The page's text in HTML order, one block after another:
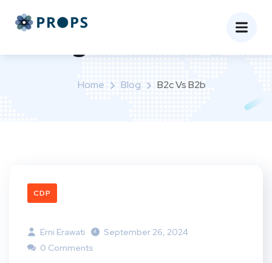
Home Blog B2c Vs B2b
CDP
Erni Erawati
September 26, 2024
0 Comments